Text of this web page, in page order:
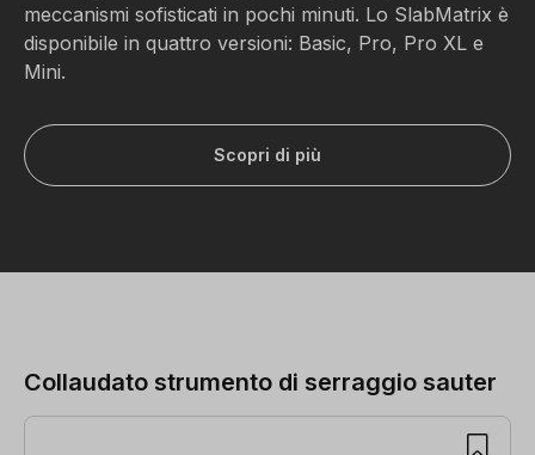
meccanismi sofisticati in pochi minuti. Lo SlabMatrix è
disponibile in quattro versioni: Basic, Pro, Pro XL e
Mini.
Scopri di più
Collaudato strumento di serraggio sauter
Salta la galleria dei prodotti